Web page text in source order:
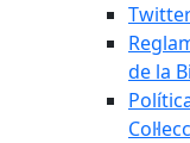
de la